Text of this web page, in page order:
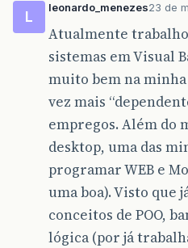
L
leonardo_menezes23 de
Atualmente
sistemas em Visual
muito bem na
vez mais
empregos. Além do
desktop, uma das
programar WEB e
uma boa). Visto que
conceitos de POO,
lógica (por já